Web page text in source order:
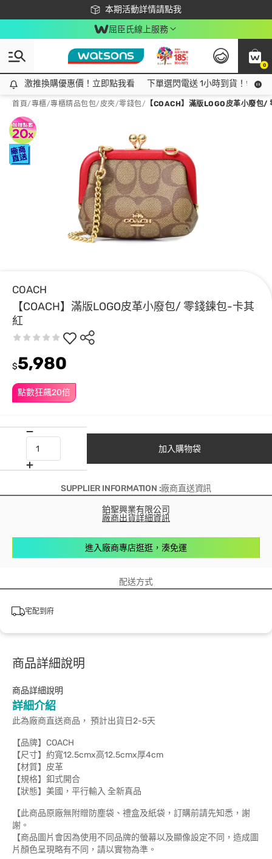
本期活動詳情請點我
下載app最高回饋$350
屈臣氏線上服務
0
激推換購優惠價！立即點我看
激推換購優惠價！立即點我看 下單選閃電送 1小時到貨！領神
首頁/專櫃/專櫃精品包包/皮夾/零錢包/ 【COACH】滿版LOGO皮革小廢包/
COACH
【COACH】滿版LOGO皮革小廢包/ 零錢鍊包-卡其
紅
點數狂飆20倍
$5,980
加入購物袋
SUPPLIER INFORMATION :廠商直送資訊
鉑聖興業有限公司
廠商出貨詳細資訊
進入廠商專店逛逛，湊免運
配送方式
宅配到府
商品詳細說明
商品詳細說明
詳細介紹
此為廠商直送商品， 預計出貨日2-5天
【品牌】COACH
【尺寸】約寬12.5cmx高12.5cmx厚4cm
【材質】皮革
【規格】釦式開合
【狀態】美國，平行輸入 全新真品
【此商品原廠無附贈防塵袋、禮盒及紙袋，訂購前請先知悉，謝
謝。
【商品圖片會因為使用不同品牌的螢幕以及顯像設定不同，造成圖
片顏色呈現略有不同，請以實物為準。